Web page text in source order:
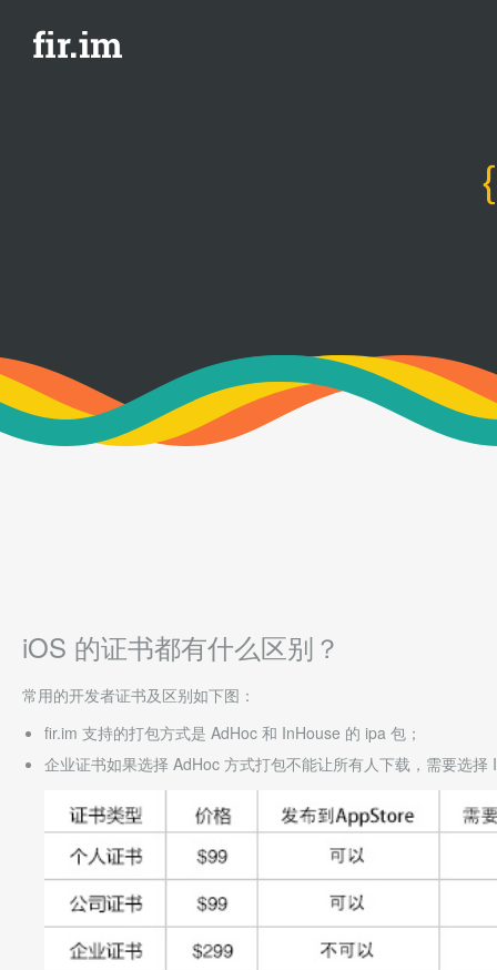
iOS 的证书都有什么区别？
常用的开发者证书及区别如下图：
fir.im 支持的打包方式是 AdHoc 和 InHouse 的 ipa 包；
企业证书如果选择 AdHoc 方式打包不能让所有人下载，需要选择